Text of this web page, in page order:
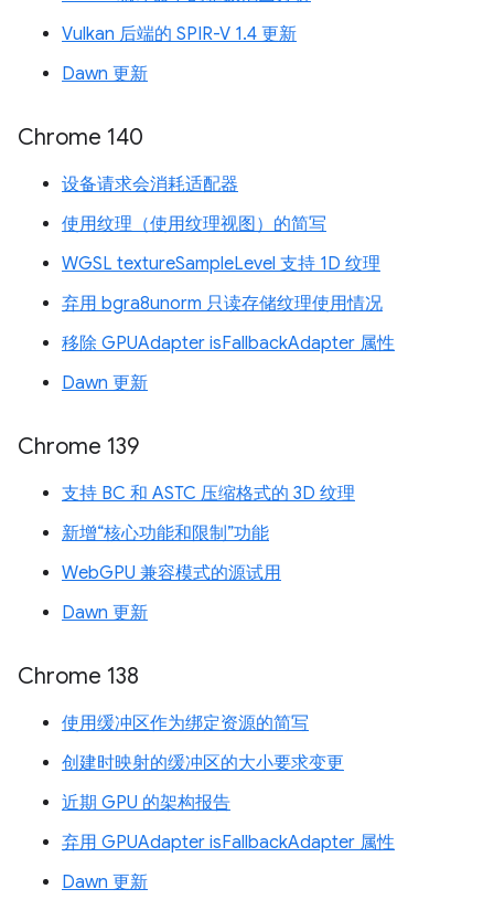
Vulkan 后端的 SPIR-V 1.4 更新
Dawn 更新
Chrome 140
设备请求会消耗适配器
使用纹理（使用纹理视图）的简写
WGSL textureSampleLevel 支持 1D 纹理
弃用 bgra8unorm 只读存储纹理使用情况
移除 GPUAdapter isFallbackAdapter 属性
Dawn 更新
Chrome 139
支持 BC 和 ASTC 压缩格式的 3D 纹理
新增“核心功能和限制”功能
WebGPU 兼容模式的源试用
Dawn 更新
Chrome 138
使用缓冲区作为绑定资源的简写
创建时映射的缓冲区的大小要求变更
近期 GPU 的架构报告
弃用 GPUAdapter isFallbackAdapter 属性
Dawn 更新